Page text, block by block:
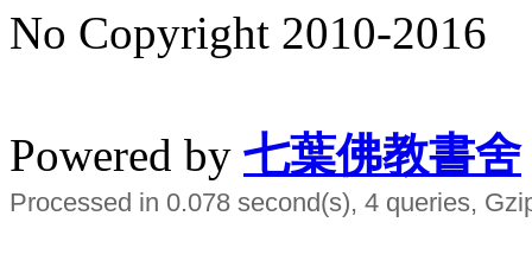
No Copyright 2010-2016
Powered by 七葉佛教書舍
Processed in 0.078 second(s), 4 queries,